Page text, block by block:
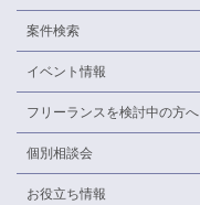
案件検索
イベント情報
フリーランスを検討中の方へ
個別相談会
お役立ち情報